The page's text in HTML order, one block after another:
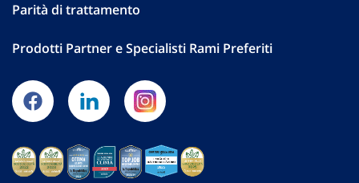
Parità di trattamento
Prodotti Partner e Specialisti Rami Preferiti